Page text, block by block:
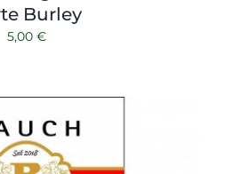
Burley
5,00 €